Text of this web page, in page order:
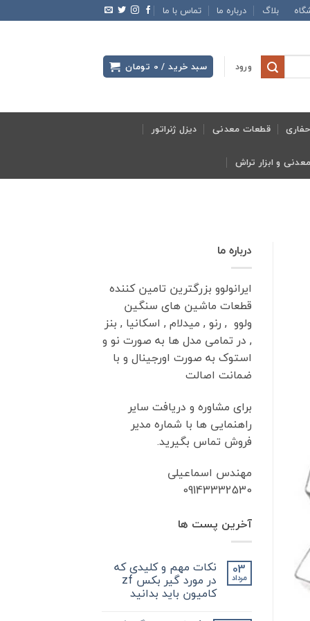
بلاگ درباره ما تماس با ما
ورود سبد خرید / 0 تومان
قطعات معدنی دیزل ژنراتور
درباره ما
ایرانولوو بزرگترین تامین کننده
قطعات ماشین های سنگین
ولوو , رنو , میدلام , اسکانیا , بنز
, در تمامی مدل ها به صورت نو و
استوک به صورت اورجینال و با
ضمانت اصالت
برای مشاوره و دریافت سایر
راهنمایی ها با شماره مدیر
فروش تماس بگیرید.
مهندس اسماعیلی
09143332530
آخرین پست ها
03
مرداد
نکات مهم و کلیدی که
در مورد گیر بکس zf
کامیون باید بدانید
دیدگاهی